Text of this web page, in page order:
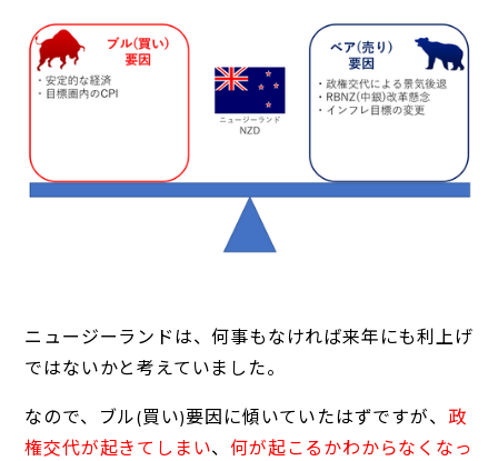
ニュージーランドは、何事もなければ来年にも利上げ
ではないかと考えていました。
なので、ブル(買い)要因に傾いていたはずですが、 政
権交代が起きてしまい、何が起こるかわからなくなっ